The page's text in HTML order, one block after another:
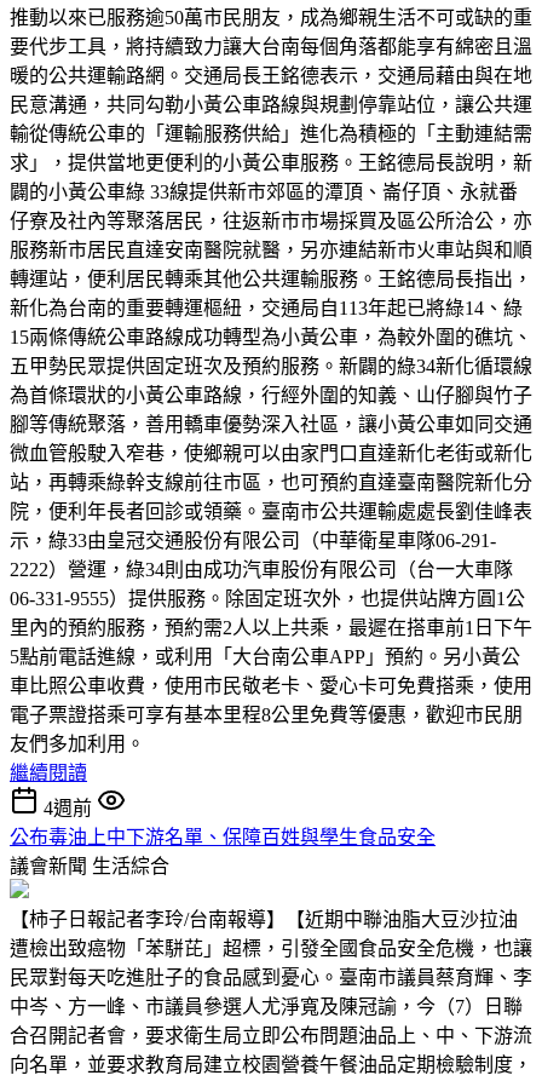
推動以來已服務逾50萬市民朋友，成為鄉親生活不可或缺的重
要代步工具，將持續致力讓大台南每個角落都能享有綿密且溫
暖的公共運輸路網。交通局長王銘德表示，交通局藉由與在地
民意溝通，共同勾勒小黃公車路線與規劃停靠站位，讓公共運
輸從傳統公車的「運輸服務供給」進化為積極的「主動連結需
求」，提供當地更便利的小黃公車服務。王銘德局長說明，新
闢的小黃公車綠 33線提供新市郊區的潭頂、崙仔頂、永就番
仔寮及社內等聚落居民，往返新市市場採買及區公所洽公，亦
服務新市居民直達安南醫院就醫，另亦連結新市火車站與和順
轉運站，便利居民轉乘其他公共運輸服務。王銘德局長指出，
新化為台南的重要轉運樞紐，交通局自113年起已將綠14、綠
15兩條傳統公車路線成功轉型為小黃公車，為較外圍的礁坑、
五甲勢民眾提供固定班次及預約服務。新闢的綠34新化循環線
為首條環狀的小黃公車路線，行經外圍的知義、山仔腳與竹子
腳等傳統聚落，善用轎車優勢深入社區，讓小黃公車如同交通
微血管般駛入窄巷，使鄉親可以由家門口直達新化老街或新化
站，再轉乘綠幹支線前往市區，也可預約直達臺南醫院新化分
院，便利年長者回診或領藥。臺南市公共運輸處處長劉佳峰表
示，綠33由皇冠交通股份有限公司（中華衛星車隊06-291-
2222）營運，綠34則由成功汽車股份有限公司（台一大車隊
06-331-9555）提供服務。除固定班次外，也提供站牌方圓1公
里內的預約服務，預約需2人以上共乘，最遲在搭車前1日下午
5點前電話進線，或利用「大台南公車APP」預約。另小黃公
車比照公車收費，使用市民敬老卡、愛心卡可免費搭乘，使用
電子票證搭乘可享有基本里程8公里免費等優惠，歡迎市民朋
友們多加利用。
繼續閱讀
4週前
公布毒油上中下游名單、保障百姓與學生食品安全
議會新聞 生活綜合
【柿子日報記者李玲/台南報導】【近期中聯油脂大豆沙拉油
遭檢出致癌物「苯駢芘」超標，引發全國食品安全危機，也讓
民眾對每天吃進肚子的食品感到憂心。臺南市議員蔡育輝、李
中岑、方一峰、市議員參選人尤淨寬及陳冠諭，今（7）日聯
合召開記者會，要求衛生局立即公布問題油品上、中、下游流
向名單，並要求教育局建立校園營養午餐油品定期檢驗制度，